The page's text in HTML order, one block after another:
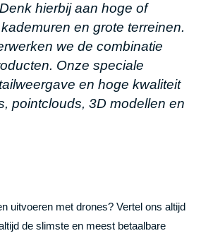
hierbij aan hoge of
en grote terreinen.
we de combinatie
Onze speciale
en hoge kwaliteit
pointclouds, 3D modellen en
uitvoeren met drones? Vertel ons altijd
de slimste en meest betaalbare